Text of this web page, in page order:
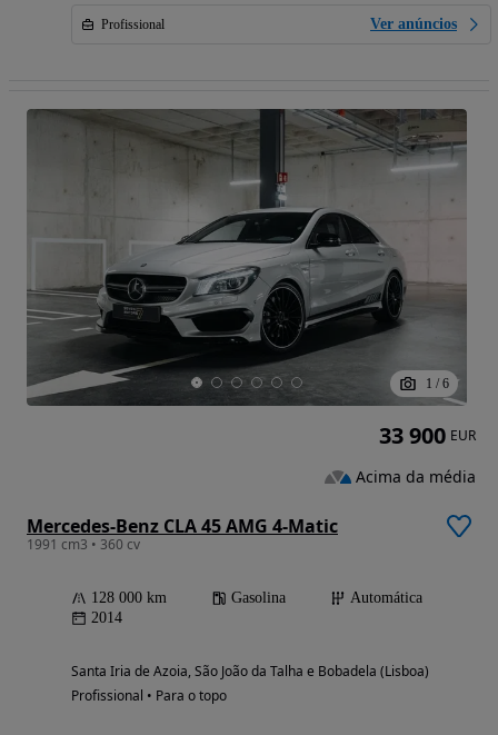
Profissional Ver anúncios
1 / 6
Mercedes-Benz CLA 45 AMG 4-Matic
1991 cm3 • 360 cv
128 000 km Gasolina
Automática
2014
Santa Iria de Azoia, São João da Talha e Bobadela (Lisboa)
Profissional • Para o topo
33 900 EUR
Acima da média